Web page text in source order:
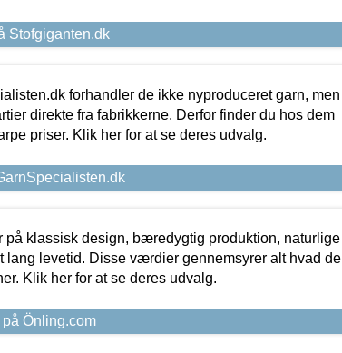
Stofgiganten.dk
forhandler de ikke nyproduceret garn, men
direkte fra fabrikkerne. Derfor finder du hos dem
priser. Klik her for at se deres udvalg.
på klassisk design, bæredygtig produktion, naturlige
lang levetid. Disse værdier gennemsyrer alt hvad de
Klik her for at se deres udvalg.
Önling.com